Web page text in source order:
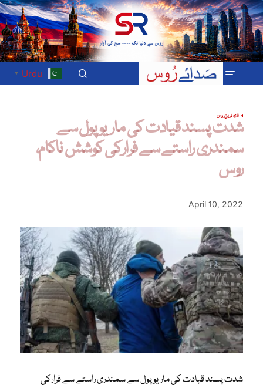
Urdu
▼
تازہ ترینروس
شدت پسند قیادت کی ماریوپول سے
سمندری راستے سے فرارکی کوشش ناکام،
روس
April 10, 2022
شدت پسند قیادت کی ماریوپول سے سمندری راستے سے فرارکی